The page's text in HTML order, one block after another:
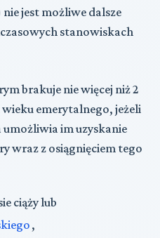
jest możliwe dalsze
stanowiskach
brakuje nie więcej niż 2
emerytalnego, jeżeli
im uzyskanie
wraz z osiągnięciem tego
ciąży lub
,